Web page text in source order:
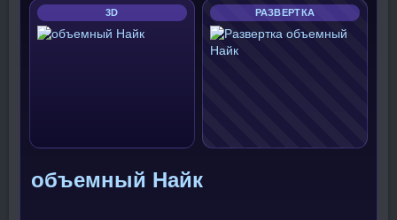
3D РАЗВЕРТКА
объемный Найк